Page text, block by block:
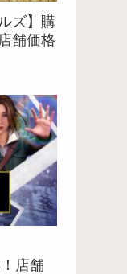
ズ】購
舗価格
店舗